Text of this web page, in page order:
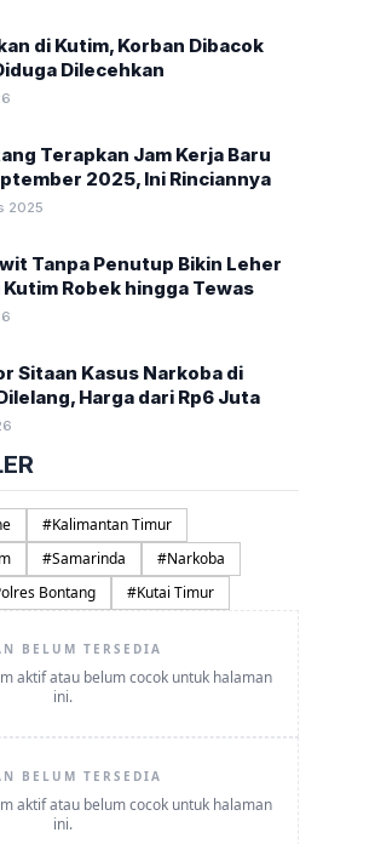
di Kutim, Korban Dibacok
Dilecehkan
Terapkan Jam Kerja Baru
2025, Ini Rinciannya
2025
Tanpa Penutup Bikin Leher
Kutim Robek hingga Tewas
Sitaan Kasus Narkoba di
Harga dari Rp6 Juta
#Kalimantan Timur
#Samarinda #Narkoba
Bontang #Kutai Timur
BELUM TERSEDIA
aktif atau belum cocok untuk halaman
ini.
BELUM TERSEDIA
aktif atau belum cocok untuk halaman
ini.